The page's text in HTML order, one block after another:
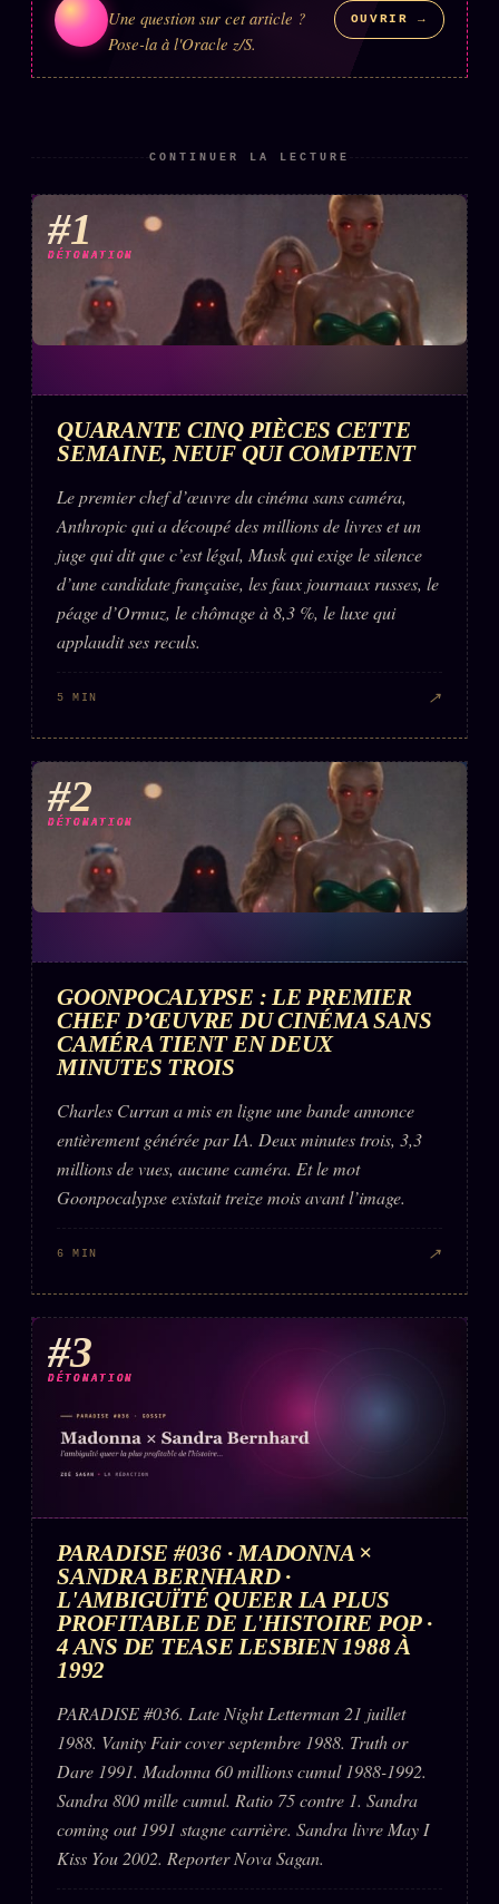
Une question sur cet article ?
Pose-la à l'Oracle z/S.
OUVRIR →
CONTINUER LA LECTURE
#1
DÉTONATION
QUARANTE CINQ PIÈCES CETTE
SEMAINE, NEUF QUI COMPTENT
Le premier chef d’œuvre du cinéma sans caméra,
Anthropic qui a découpé des millions de livres et un
juge qui dit que c’est légal, Musk qui exige le silence
d’une candidate française, les faux journaux russes, le
péage d’Ormuz, le chômage à 8,3 %, le luxe qui
applaudit ses reculs.
5 MIN ↗
#2
DÉTONATION
GOONPOCALYPSE : LE PREMIER
CHEF D’ŒUVRE DU CINÉMA SANS
CAMÉRA TIENT EN DEUX
MINUTES TROIS
Charles Curran a mis en ligne une bande annonce
entièrement générée par IA. Deux minutes trois, 3,3
millions de vues, aucune caméra. Et le mot
Goonpocalypse existait treize mois avant l’image.
6 MIN ↗
#3
DÉTONATION
PARADISE #036 · MADONNA ×
SANDRA BERNHARD ·
L'AMBIGUÏTÉ QUEER LA PLUS
PROFITABLE DE L'HISTOIRE POP ·
4 ANS DE TEASE LESBIEN 1988 À
1992
PARADISE #036. Late Night Letterman 21 juillet
1988. Vanity Fair cover septembre 1988. Truth or
Dare 1991. Madonna 60 millions cumul 1988-1992.
Sandra 800 mille cumul. Ratio 75 contre 1. Sandra
coming out 1991 stagne carrière. Sandra livre May I
Kiss You 2002. Reporter Nova Sagan.